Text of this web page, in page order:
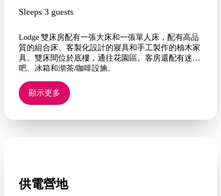
Sleeps 3 guests
Lodge 雙床房配有一張大床和一張單人床，配有高品
質的組合床、客製化設計的寢具和手工製作的柚木家
具。雙床間位於底樓，通往花園區。客房還配有迷你
吧、冰箱和沏茶/咖啡設施。
顯示更多
供電營地